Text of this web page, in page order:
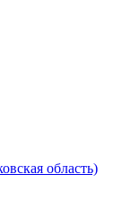
область)